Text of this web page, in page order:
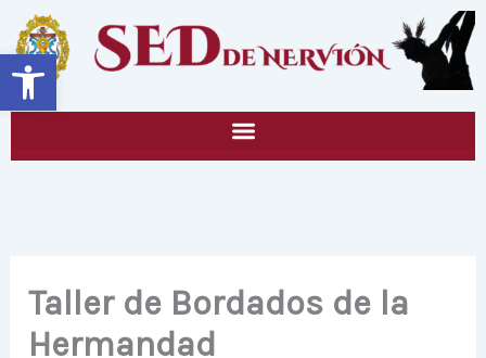
Abrir barra de herramientas
contenido
Taller de Bordados de la
Hermandad